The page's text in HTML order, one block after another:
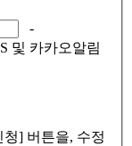
-
및 카카오알림
] 버튼을, 수정